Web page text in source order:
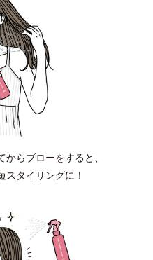
らブローをすると、
スタイリングに！